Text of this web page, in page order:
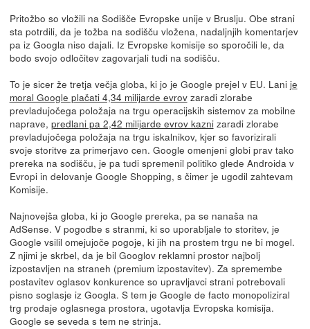
Pritožbo so vložili na Sodišče Evropske unije v Bruslju. Obe strani
sta potrdili, da je tožba na sodišču vložena, nadaljnjih komentarjev
pa iz Googla niso dajali. Iz Evropske komisije so sporočili le, da
bodo svojo odločitev zagovarjali tudi na sodišču.
To je sicer že tretja večja globa, ki jo je Google prejel v EU. Lani je
moral Google plačati 4,34 milijarde evrovzaradi zlorabe
prevladujočega položaja na trgu operacijskih sistemov za mobilne
naprave, predlani pa 2,42 milijarde evrov kaznizaradi zlorabe
prevladujočega položaja na trgu iskalnikov, kjer so favorizirali
svoje storitve za primerjavo cen. Google omenjeni globi prav tako
prereka na sodišču, je pa tudi spremenil politiko glede Androida v
Evropi in delovanje Google Shopping, s čimer je ugodil zahtevam
Komisije.
Najnovejša globa, ki jo Google prereka, pa se nanaša na
AdSense. V pogodbe s stranmi, ki so uporabljale to storitev, je
Google vsilil omejujoče pogoje, ki jih na prostem trgu ne bi mogel.
Z njimi je skrbel, da je bil Googlov reklamni prostor najbolj
izpostavljen na straneh (premium izpostavitev). Za spremembe
postavitev oglasov konkurence so upravljavci strani potrebovali
pisno soglasje iz Googla. S tem je Google de facto monopoliziral
trg prodaje oglasnega prostora, ugotavlja Evropska komisija.
Google se seveda s tem ne strinja.